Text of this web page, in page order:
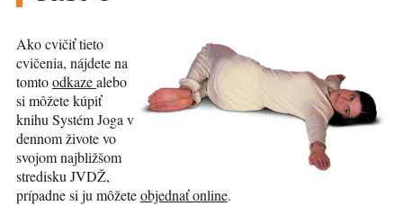
Ako cvičiť tieto
cvičenia, nájdete na
tomtoodkazealebo
si môžete kúpiť
knihu Systém Joga v
dennom živote vo
svojom najbližšom
stredisku JVDŽ,
prípadne si ju môžeteobjednať online.